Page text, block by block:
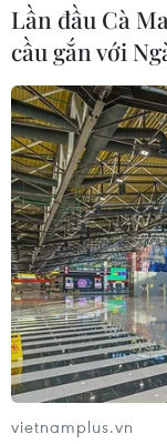
Lần đầu Cà
cầu gắn với
vietnamplus.vn